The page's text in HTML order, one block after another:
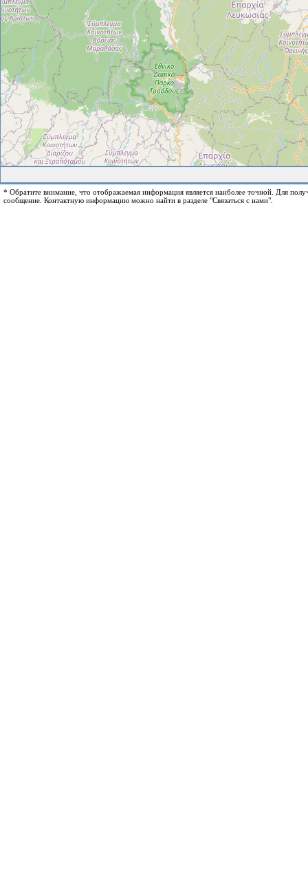
* Обратите внимание, что отображаемая информация является наиболее точной. Для
сообщение. Контактную информацию можно найти в разделе "Связаться с нами".